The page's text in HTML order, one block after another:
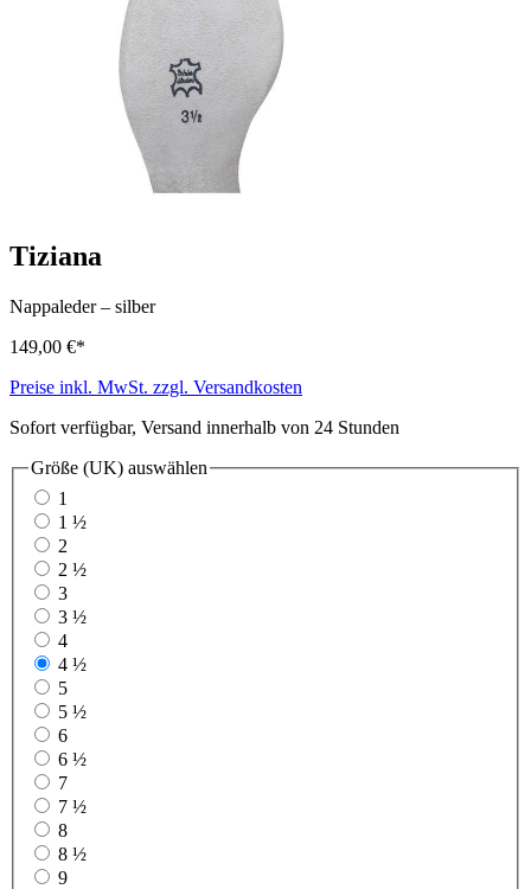
Tiziana
Nappaleder – silber
149,00 €*
Preise inkl. MwSt. zzgl. Versandkosten
Sofort verfügbar, Versand innerhalb von 24 Stunden
Größe (UK) auswählen
1
1 ½
2
2 ½
3
3 ½
4
4 ½
5
5 ½
6
6 ½
7
7 ½
8
8 ½
9